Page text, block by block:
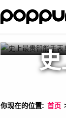
史
你现在的位置: 首页